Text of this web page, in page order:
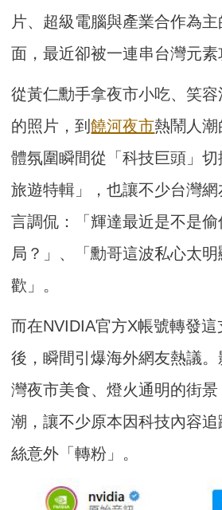
片、超級電腦與產業合作為
面，最近卻被一連串台灣元素
從黃仁勳手拿夜市小吃、笑
的照片，到饒河夜市熱鬧人
體氛圍瞬間從「科技巨頭」
旅遊特輯」，也讓不少台灣
言調侃：「輝達最近是不是
局？」、「勳哥這波私心太
歡」。
而在NVIDIA官方X帳號轉發
後，瞬間引爆海外網友熱議
灣夜市美食、燈火通明的街景
潮，讓不少原本因科技內容
絲意外「轉粉」。